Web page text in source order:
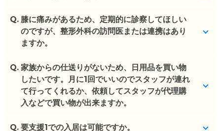
(回答者: 施設担当者,回答日: 2024/02/20)
はい、可能です。
(回答者: 施設担当者,回答日: 2024/03/23)
Q. 膝に痛みがあるため、定期的に診察してほしい
のですが、整形外科の訪問医または連携はあり
ますか。
ありません。
(回答者: 施設担当者,回答日: 2024/03/23)
Q. 家族からの仕送りがないため、日用品を買い物
したいです。月に1回でいいのでスタッフが連れ
て行ってくれるか、依頼してスタッフが代理購
入などで買い物が出来ますか。
付き添いになります。代理での買い物は不可です。
Q. 要支援1での入居は可能ですか。